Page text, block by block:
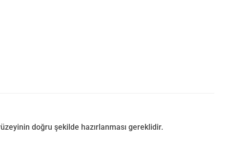
doğru şekilde hazırlanması gereklidir.